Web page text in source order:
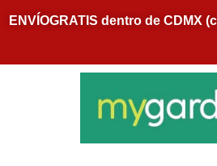
ENVÍOGRATIS dentro de CDMX